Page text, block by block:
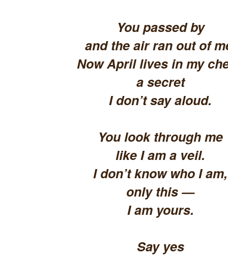
You passed by
and the air ran out of
Now April lives in my
a secret
I don’t say aloud.
You look through me
like I am a veil.
I don’t know who I am,
only this —
I am yours.
Say yes